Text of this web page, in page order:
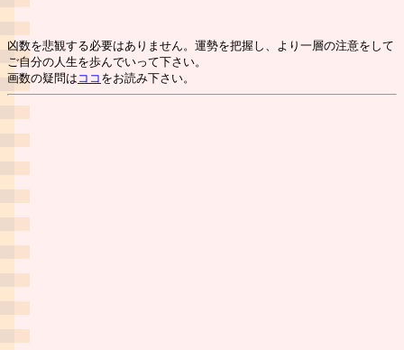
凶数を悲観する必要はありません。運勢を把握し、より一層の注意をして
ご自分の人生を歩んでいって下さい。
画数の疑問は ココ をお読み下さい。